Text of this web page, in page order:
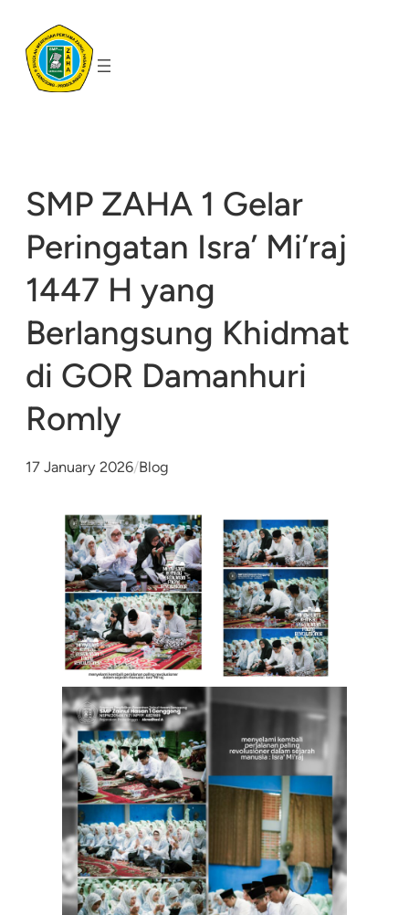
content
SMP ZAHA 1 Gelar
Peringatan Isra’ Mi’raj
1447 H yang
Berlangsung Khidmat
di GOR Damanhuri
Romly
17 January 2026/Blog